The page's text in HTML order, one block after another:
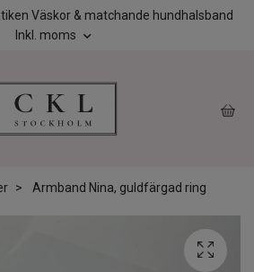
Väskor & matchande hundhalsband
Inkl. moms
Armband Nina, guldfärgad ring